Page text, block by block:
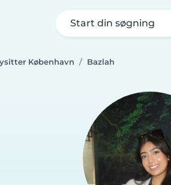
Start din søgning
København Bazlah